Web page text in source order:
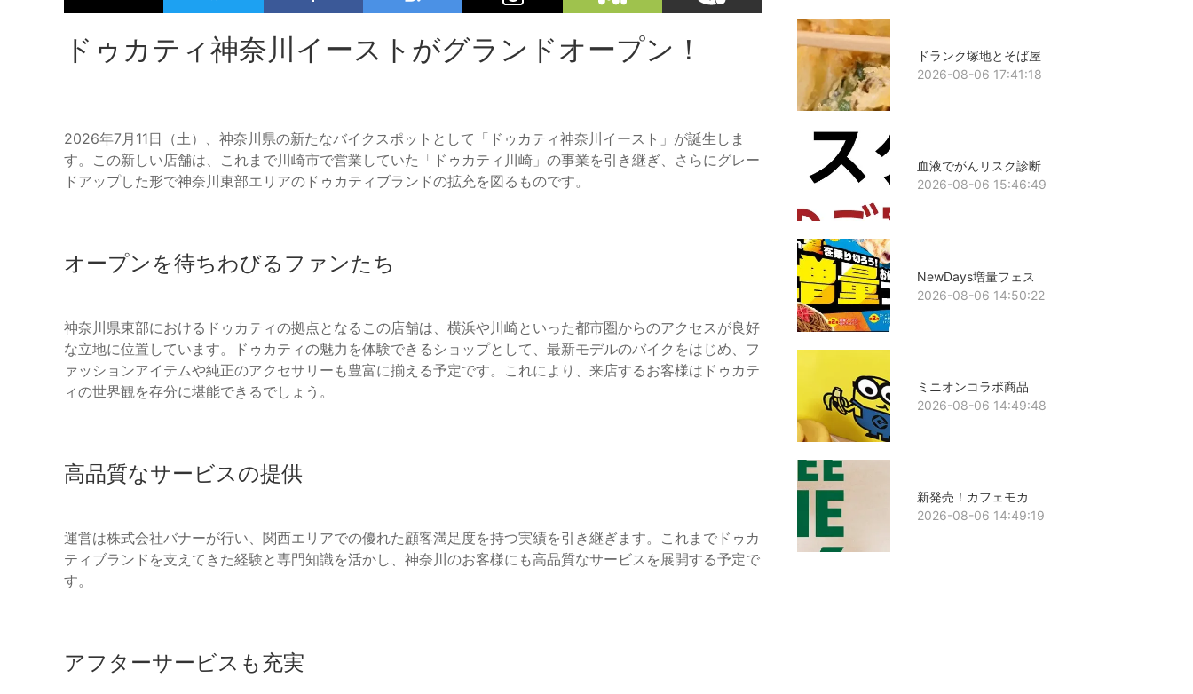
ドゥカティ神奈川イーストがグランドオープン！
2026年7月11日（土）、神奈川県の新たなバイクスポットとして「ドゥカティ神奈川イースト」が誕生しま
す。この新しい店舗は、これまで川崎市で営業していた「ドゥカティ川崎」の事業を引き継ぎ、さらにグレー
ドアップした形で神奈川東部エリアのドゥカティブランドの拡充を図るものです。
オープンを待ちわびるファンたち
神奈川県東部におけるドゥカティの拠点となるこの店舗は、横浜や川崎といった都市圏からのアクセスが良好
な立地に位置しています。ドゥカティの魅力を体験できるショップとして、最新モデルのバイクをはじめ、フ
ァッションアイテムや純正のアクセサリーも豊富に揃える予定です。これにより、来店するお客様はドゥカテ
ィの世界観を存分に堪能できるでしょう。
高品質なサービスの提供
運営は株式会社バナーが行い、関西エリアでの優れた顧客満足度を持つ実績を引き継ぎます。これまでドゥカ
ティブランドを支えてきた経験と専門知識を活かし、神奈川のお客様にも高品質なサービスを展開する予定で
す。
アフターサービスも充実
ドランク塚地とそば屋
2026-08-06 17:41:18
血液でがんリスク診断
2026-08-06 15:46:49
NewDays増量フェス
2026-08-06 14:50:22
ミニオンコラボ商品
2026-08-06 14:49:48
新発売！カフェモカ
2026-08-06 14:49:19